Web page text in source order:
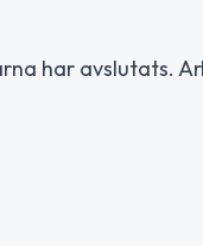
har avslutats.